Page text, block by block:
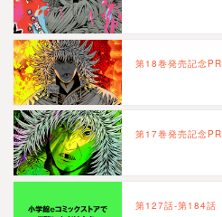
第18巻発売記念PR
第17巻発売記念PR
第127話-第184話